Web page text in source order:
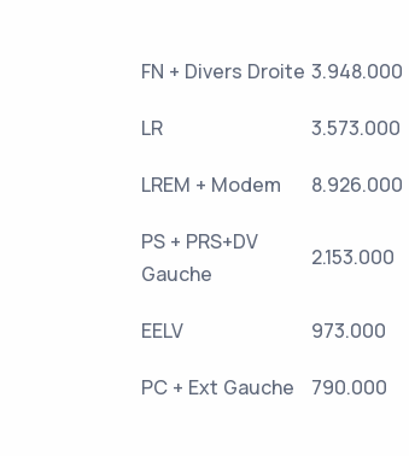
FN + Divers Droite 3.948.000
LR 3.573.000
LREM + Modem 8.926.000
PS + PRS+DV
Gauche
2.153.000
EELV 973.000
PC + Ext Gauche 790.000